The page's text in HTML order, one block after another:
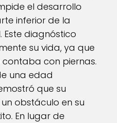
el desarrollo
inferior de la
diagnóstico
su vida, ya que
con piernas.
una edad
que su
obstáculo en su
En lugar de